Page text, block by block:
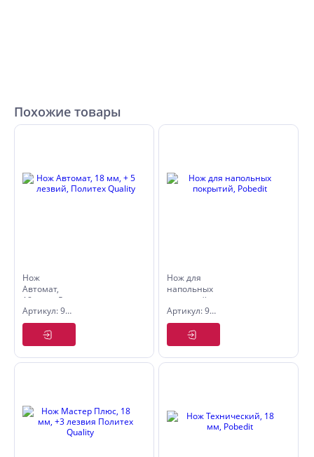
Похожие товары
Нож
Автомат,
18 мм, + 5
лезвий,
Политех
Quality
Артикул: 9004112
Нож для
напольных
покрытий,
Pobedit
Артикул: 9006011